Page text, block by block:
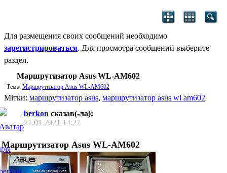
Для размещения своих сообщений необходимо
зарегистрироваться. Для просмотра сообщений выберите
раздел.
Маршрутизатор Asus WL-AM602
Тема: Маршрутизатор Asus WL-AM602
Мітки: маршрутизатор asus, маршрутизатор asus wl am602
berkon сказав(-ла):
21.01.2021 14:27
Маршрутизатор Asus WL-AM602